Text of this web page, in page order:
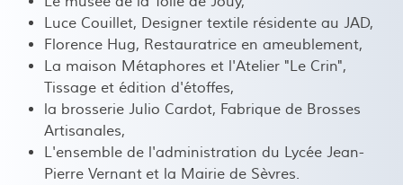
Luce Couillet, Designer textile résidente au JAD,
Florence Hug, Restauratrice en ameublement,
La maison Métaphores et l'Atelier "Le Crin",
Tissage et édition d'étoffes,
la brosserie Julio Cardot, Fabrique de Brosses
Artisanales,
L'ensemble de l'administration du Lycée Jean-
Pierre Vernant et la Mairie de Sèvres.